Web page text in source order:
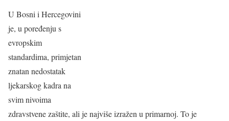
U Bosni i Hercegovini
je, u poređenju s
evropskim
standardima, primjetan
znatan nedostatak
ljekarskog kadra na
svim nivoima
zdravstvene zaštite, ali je najviše izražen u primarnoj. To je